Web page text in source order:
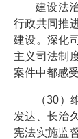
建设法
行政共同推
建设。深化
主义司法制
案件中都感
（30）
发达、长治
宪法实施监